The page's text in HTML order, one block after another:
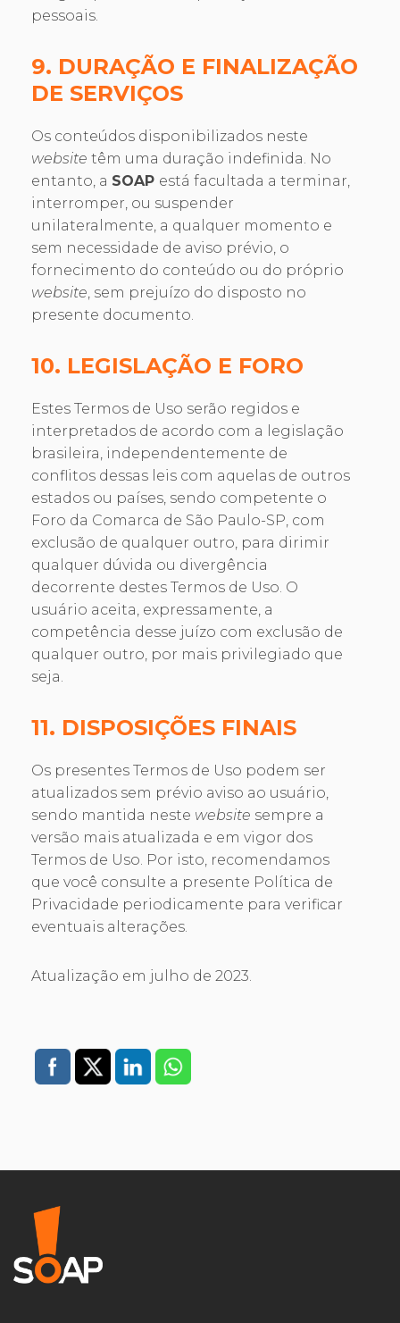
pessoais.
9. DURAÇÃO E FINALIZAÇÃO
DE SERVIÇOS
Os conteúdos disponibilizados neste
website têm uma duração indefinida. No
entanto, a SOAP está facultada a terminar,
interromper, ou suspender
unilateralmente, a qualquer momento e
sem necessidade de aviso prévio, o
fornecimento do conteúdo ou do próprio
website, sem prejuízo do disposto no
presente documento.
10. LEGISLAÇÃO E FORO
Estes Termos de Uso serão regidos e
interpretados de acordo com a legislação
brasileira, independentemente de
conflitos dessas leis com aquelas de outros
estados ou países, sendo competente o
Foro da Comarca de São Paulo-SP, com
exclusão de qualquer outro, para dirimir
qualquer dúvida ou divergência
decorrente destes Termos de Uso. O
usuário aceita, expressamente, a
competência desse juízo com exclusão de
qualquer outro, por mais privilegiado que
seja.
11. DISPOSIÇÕES FINAIS
Os presentes Termos de Uso podem ser
atualizados sem prévio aviso ao usuário,
sendo mantida neste website sempre a
versão mais atualizada e em vigor dos
Termos de Uso. Por isto, recomendamos
que você consulte a presente Política de
Privacidade periodicamente para verificar
eventuais alterações.
Atualização em julho de 2023.